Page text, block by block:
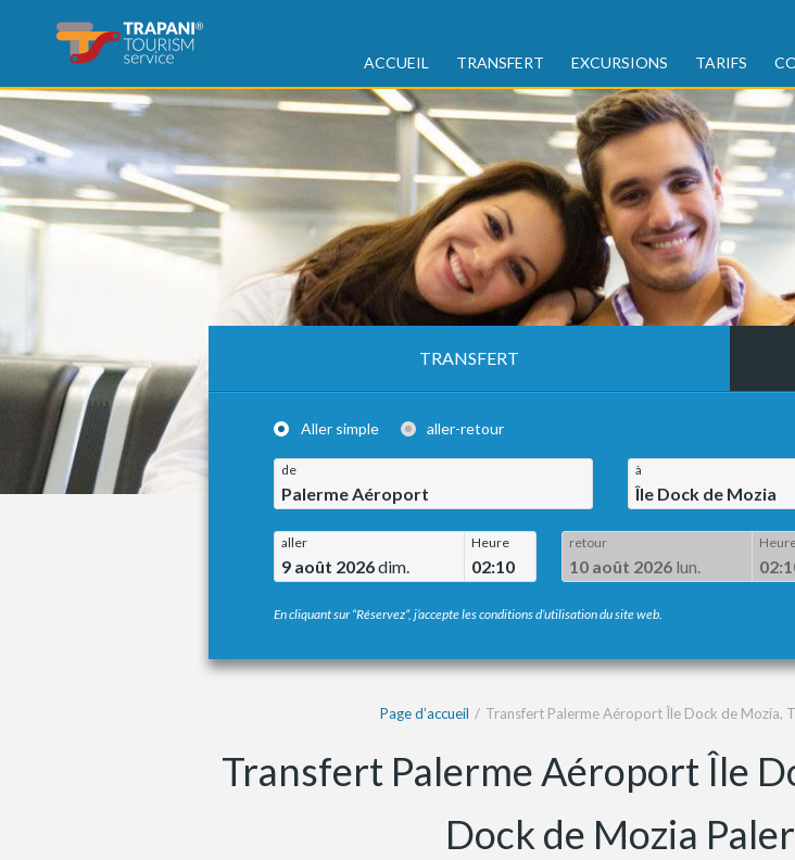
ACCUEIL TRANSFERT EXCURSIONS TARIFS
TRANSFERT
Aller simple aller-retour
de
Palerme Aéroport
à
Île Dock de Mozia
aller
9 août 2026dim.
Heure
02:10
retour
10 août 2026 lun.
En cliquant sur “Réservez”, j’accepte les conditions d’utilisation du site web.
Page d’accueil Transfert Palerme Aéroport Île Dock de Mozia,
Transfert Palerme Aéroport Île
Dock de Mozia